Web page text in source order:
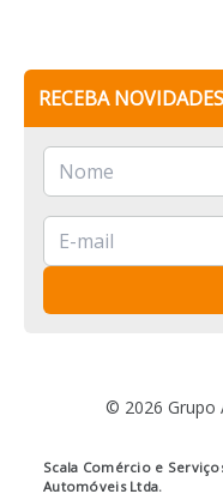
RECEBA
© 2026 Grupo
Scala Comércio e
Automóveis Ltda.